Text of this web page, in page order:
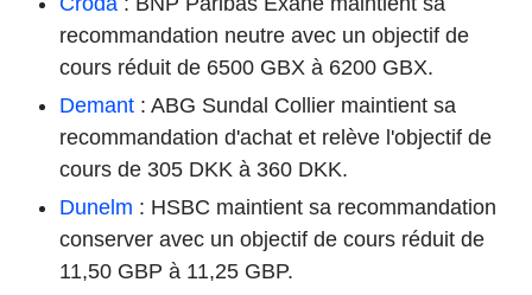
recommandation neutre avec un objectif de
cours réduit de 6500 GBX à 6200 GBX.
Demant : ABG Sundal Collier maintient sa
recommandation d'achat et relève l'objectif de
cours de 305 DKK à 360 DKK.
Dunelm : HSBC maintient sa recommandation
conserver avec un objectif de cours réduit de
11,50 GBP à 11,25 GBP.